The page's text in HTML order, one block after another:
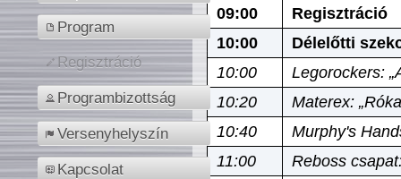
Program
Regisztráció
Programbizottság
Versenyhelyszín
Kapcsolat
09:00
Regisztráció
10:00
Délelőtti
10:00
Legorockers:
10:20
Materex:
10:40
Murphy's
11:00
Reboss